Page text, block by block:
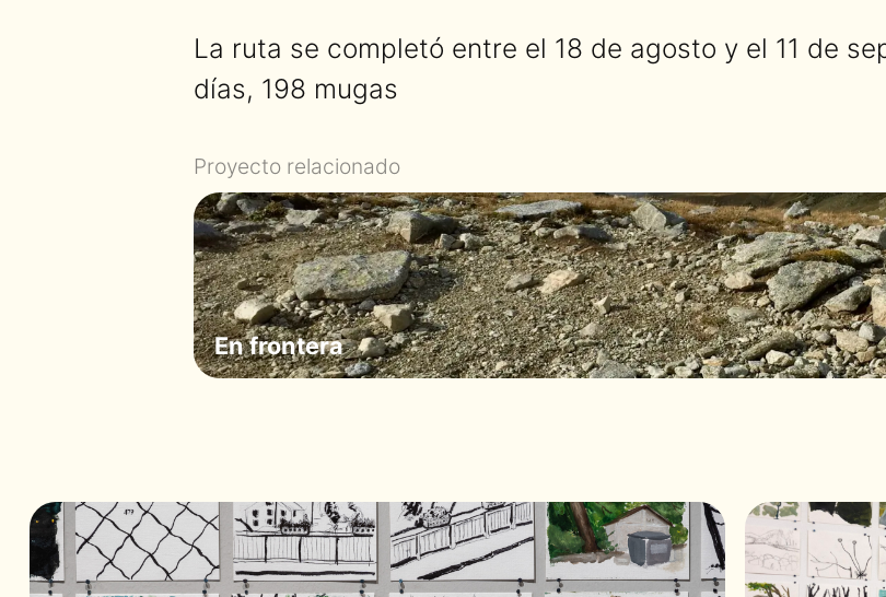
La ruta se completó entre el 18 de agosto y el 11 de
días, 198 mugas
Proyecto relacionado
En frontera